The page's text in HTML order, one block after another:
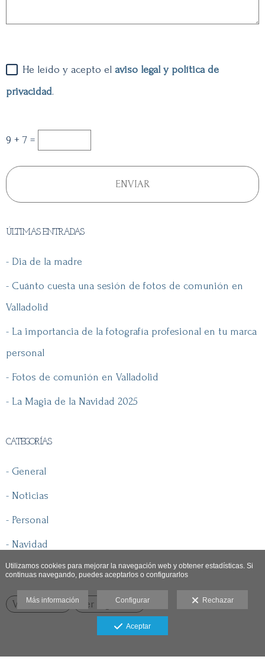
He leído y acepto el aviso legal y política de
privacidad.
9 + 7 =
ÚLTIMAS ENTRADAS
- Dia de la madre
- Cuánto cuesta una sesión de fotos de comunión en
Valladolid
- La importancia de la fotografía profesional en tu marca
personal
- Fotos de comunión en Valladolid
- La Magia de la Navidad 2025
CATEGORÍAS
- General
- Noticias
- Personal
- Navidad
Ver anterior Ver siguiente
Utilizamos cookies para mejorar la navegación web y obtener estadísticas. Si
continuas navegando, puedes aceptarlos o configurarlos
Más información Configurar Rechazar
Aceptar